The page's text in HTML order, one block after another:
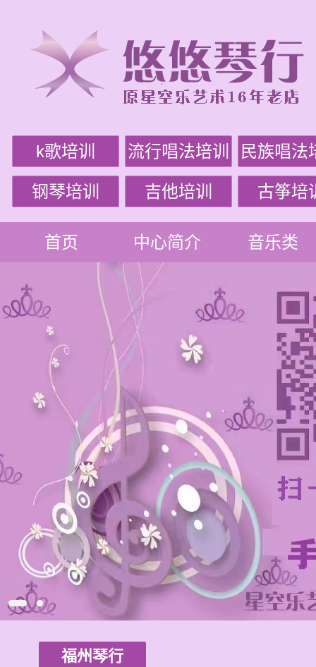
k歌培训 流行唱法培训 民族唱法
钢琴培训 吉他培训 古筝培
首页 中心简介 音乐类
福州琴行